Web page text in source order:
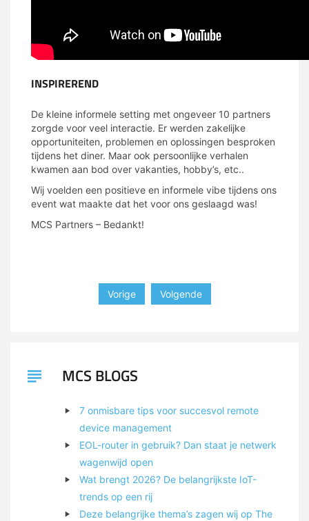
INSPIREREND
De kleine informele setting met ongeveer 10 partners
zorgde voor veel interactie. Er werden zakelijke
opportuniteiten, problemen en oplossingen besproken
tijdens het diner. Maar ook persoonlijke verhalen
kwamen aan bod over vakanties, hobby’s, etc..
Wij voelden een positieve en informele vibe tijdens ons
event wat maakte dat het voor ons geslaagd was!
MCS Partners – Bedankt!
Vorige Volgende
MCS BLOGS
7 onmisbare tips voor succesvol remote
device management
EOL-router in gebruik? Dan staat je netwerk
wagenwijd open
Wat brengt 2026? De belangrijkste IoT-
trends op een rij
Deze belangrijke thema’s zagen wij op The